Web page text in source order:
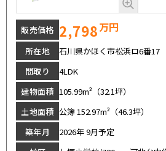
販売価格 2,798万円
所在地
石川県かほく市松浜ロ6番17
間取り
4LDK
建物面積 105.99m²（32.1坪）
土地面積 公簿 152.97m²（46.3坪）
築年月
2026年 9月予定